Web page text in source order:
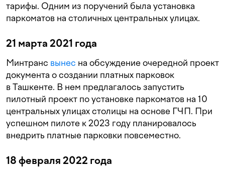
тарифы. Одним из поручений была установка
паркоматов на столичных центральных улицах.
21 марта 2021 года
Минтранс вынес на обсуждение очередной проект
документа о создании платных парковок
в Ташкенте. В нем предлагалось запустить
пилотный проект по установке паркоматов на 10
центральных улицах столицы на основе ГЧП. При
успешном пилоте к 2023 году планировалось
внедрить платные парковки повсеместно.
18 февраля 2022 года